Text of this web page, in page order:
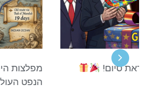
מפלצות הים: סעודיה חסומה
הנפט העולמי נחסם?